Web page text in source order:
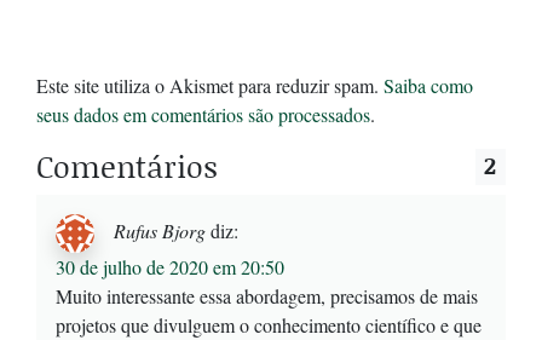
Este site utiliza o Akismet para reduzir spam. Saiba como
seus dados em comentários são processados.
Comentários 2
Rufus Bjorgdiz:
30 de julho de 2020 em 20:50
Muito interessante essa abordagem, precisamos de mais
projetos que divulguem o conhecimento científico e que